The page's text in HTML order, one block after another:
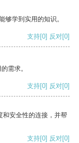
够学到实用的知识。
支持[0] 反对[0]
需求。
支持[0] 反对[0]
和安全性的连接，并帮
支持[0] 反对[0]